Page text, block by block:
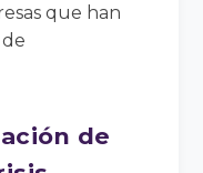
que han
de